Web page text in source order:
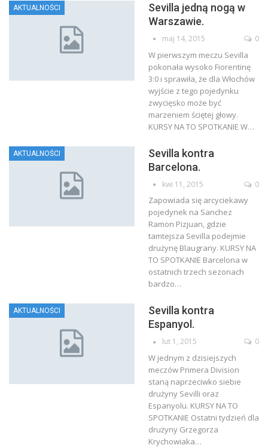
AKTUALNOŚCI
Sevilla jedną nogą w
Warszawie.
maj 14, 2015 0
W pierwszym meczu Sevilla
pokonała wysoko Fiorentinę
3:0 i sprawiła, że dla Włochów
wyjście z tego pojedynku
zwycięsko może być
marzeniem ściętej głowy.
KURSY NA TO SPOTKANIE W…
AKTUALNOŚCI
Sevilla kontra
Barcelona.
kwi 11, 2015 0
Zapowiada się arcyciekawy
pojedynek na Sanchez
Ramon Pizjuan, gdzie
tamtejsza Sevilla podejmie
drużynę Blaugrany. KURSY NA
TO SPOTKANIE Barcelona w
ostatnich trzech sezonach
bardzo…
AKTUALNOŚCI
Sevilla kontra
Espanyol.
lut 1, 2015 0
W jednym z dzisiejszych
meczów Primera Division
staną naprzeciwko siebie
drużyny Sevilli oraz
Espanyolu. KURSY NA TO
SPOTKANIE Ostatni tydzień dla
drużyny Grzegorza
Krychowiaka…